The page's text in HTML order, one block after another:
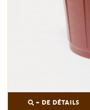
+ DE DÉTAILS